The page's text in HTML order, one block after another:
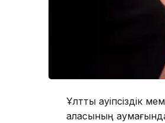
Ұлттық қауіпсіздік
қаласының